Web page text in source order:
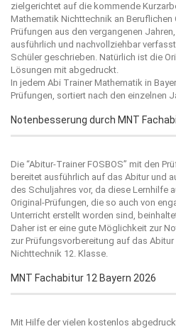
zielgerichtet auf die kommende
Mathematik Nichttechnik an
Prüfungen aus den vergangenen
ausführlich und nachvollziehbar
Schüler geschrieben. Natürlich ist die
Lösungen mit abgedruckt.
In jedem Abi Trainer Mathematik in
Prüfungen, sortiert nach den einzelnen
Notenbesserung durch MNT
Die “Abitur-Trainer FOSBOS” mit den
bereitet ausführlich auf das Abitur und
des Schuljahres vor, da diese Lernhilfe
Original-Prüfungen, die so auch von
Unterricht erstellt worden sind,
Daher ist er eine gute Möglichkeit zur
zur Prüfungsvorbereitung auf das
Nichttechnik 12. Klasse.
MNT Fachabitur 12 Bayern 2026
Mit Hilfe der vielen kostenlos